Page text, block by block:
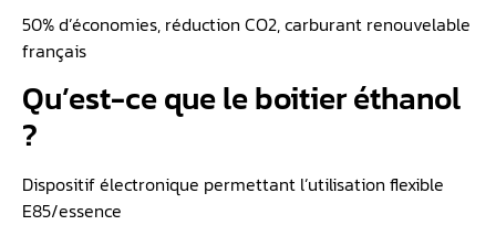
50% d’économies, réduction CO2, carburant renouvelable
français
Qu’est-ce que le boitier éthanol
?
Dispositif électronique permettant l’utilisation flexible
E85/essence